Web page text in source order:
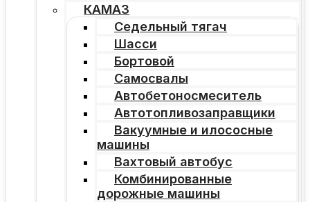
КАМАЗ
Седельный тягач
Шасси
Бортовой
Самосвалы
Автобетоносмеситель
Автотопливозаправщики
Вакуумные и илососные
машины
Вахтовый автобус
Комбинированные
дорожные машины